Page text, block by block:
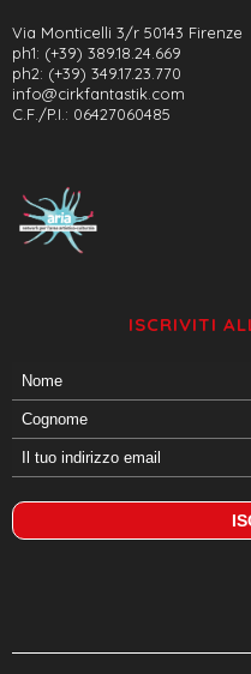
Via Monticelli 3/r 50143 Firenze
ph1: (+39) 389.18.24.669
ph2: (+39) 349.17.23.770
info@cirkfantastik.com
C.F./P.I.: 06427060485
ISCRIVITI